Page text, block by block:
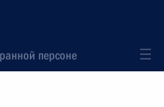
персоне